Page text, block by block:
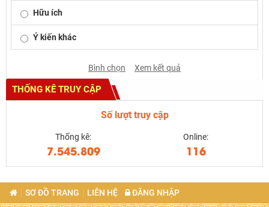
Hữu ích
Ý kiến khác
Bình chọn Xem kết quả
THỐNG KÊ TRUY CẬP
Số lượt truy cập
Thống kê:
7.545.809
Online:
116
SƠ ĐỒ TRANG LIÊN HỆ ĐĂNG NHẬP